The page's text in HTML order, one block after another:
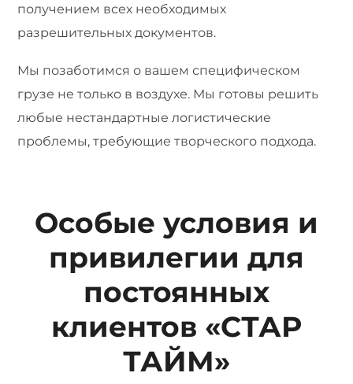
получением всех необходимых
разрешительных документов.
Мы позаботимся о вашем специфическом
грузе не только в воздухе. Мы готовы решить
любые нестандартные логистические
проблемы, требующие творческого подхода.
Особые условия и
привилегии для
постоянных
клиентов «СТАР
ТАЙМ»